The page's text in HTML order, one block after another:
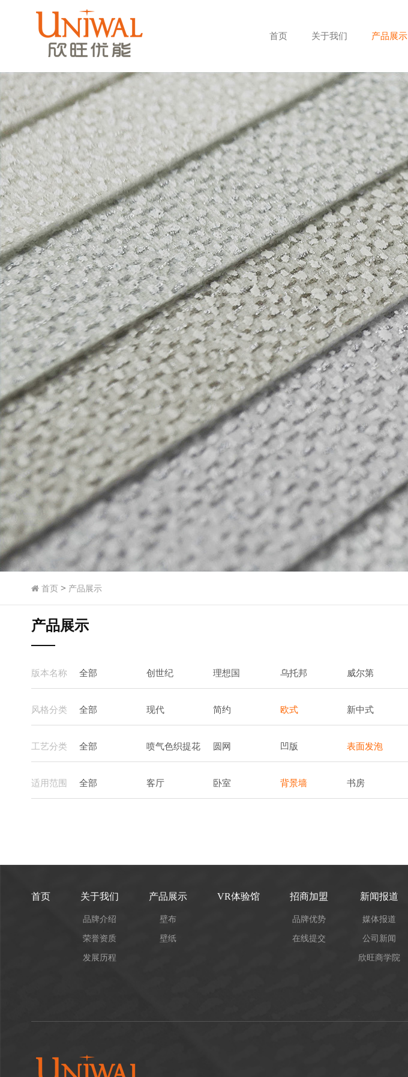
首页 关于我们 产品展示
首页 > 产品展示
产品展示
版本名称 全部 创世纪 理想国 乌托邦 威尔第
风格分类 全部 现代 简约 欧式 新中式
工艺分类 全部 喷气色织提花 圆网 凹版 表面发泡
适用范围 全部 客厅 卧室 背景墙 书房
首页 关于我们
品牌介绍
荣誉资质
发展历程
产品展示
壁布
壁纸
VR体验馆 招商加盟
品牌优势
在线提交
新闻报道
媒体报道
公司新闻
欣旺商学院